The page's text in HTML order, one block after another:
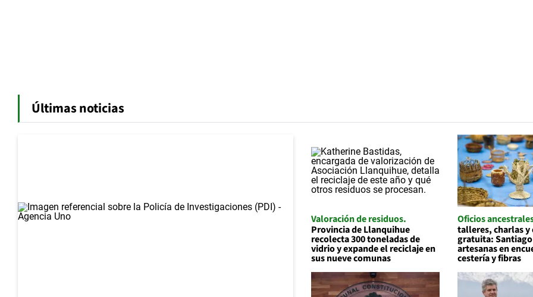
Últimas noticias
Valoración de residuos
Provincia de Llanquihue
recolecta 300 toneladas de
vidrio y expande el reciclaje en
sus nueve comunas
Oficios
talleres, charlas y
gratuita:
artesanas en
cestería y fibras